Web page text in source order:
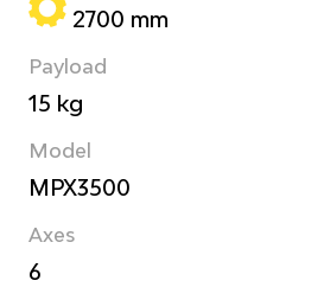
2700 mm
Payload
15 kg
Model
MPX3500
Axes
6